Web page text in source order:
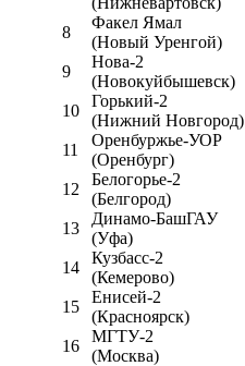
8
Факел Ямал
(Новый Уренгой)
9
Нова-2
(Новокуйбышевск)
10
Горький-2
(Нижний Новгород)
11
Оренбуржье-УОР
(Оренбург)
12
Белогорье-2
(Белгород)
13
Динамо-БашГАУ
(Уфа)
14
Кузбасс-2
(Кемерово)
15
Енисей-2
(Красноярск)
16
МГТУ-2
(Москва)